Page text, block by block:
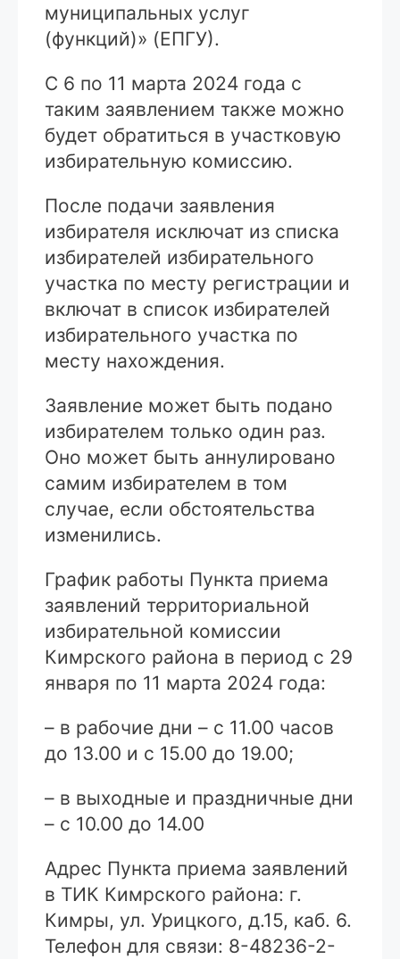
муниципальных услуг
(функций)» (ЕПГУ).
С 6 по 11 марта 2024 года с
таким заявлением также можно
будет обратиться в участковую
избирательную комиссию.
После подачи заявления
избирателя исключат из списка
избирателей избирательного
участка по месту регистрации и
включат в список избирателей
избирательного участка по
месту нахождения.
Заявление может быть подано
избирателем только один раз.
Оно может быть аннулировано
самим избирателем в том
случае, если обстоятельства
изменились.
График работы Пункта приема
заявлений территориальной
избирательной комиссии
Кимрского района в период с 29
января по 11 марта 2024 года:
– в рабочие дни – с 11.00 часов
до 13.00 и с 15.00 до 19.00;
– в выходные и праздничные дни
– с 10.00 до 14.00
Адрес Пункта приема заявлений
в ТИК Кимрского района: г.
Кимры, ул. Урицкого, д.15, каб. 6.
Телефон для связи: 8-48236-2-